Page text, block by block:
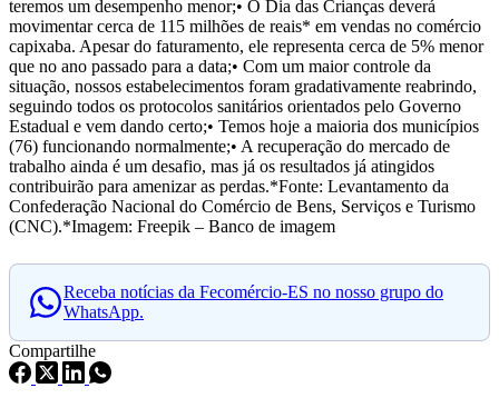
teremos um desempenho menor;• O Dia das Crianças deverá
movimentar cerca de 115 milhões de reais* em vendas no comércio
capixaba. Apesar do faturamento, ele representa cerca de 5% menor
que no ano passado para a data;• Com um maior controle da
situação, nossos estabelecimentos foram gradativamente reabrindo,
seguindo todos os protocolos sanitários orientados pelo Governo
Estadual e vem dando certo;• Temos hoje a maioria dos municípios
(76) funcionando normalmente;• A recuperação do mercado de
trabalho ainda é um desafio, mas já os resultados já atingidos
contribuirão para amenizar as perdas.*Fonte: Levantamento da
Confederação Nacional do Comércio de Bens, Serviços e Turismo
(CNC).*Imagem: Freepik – Banco de imagem
Receba notícias da Fecomércio-ES no nosso grupo do
WhatsApp.
Compartilhe